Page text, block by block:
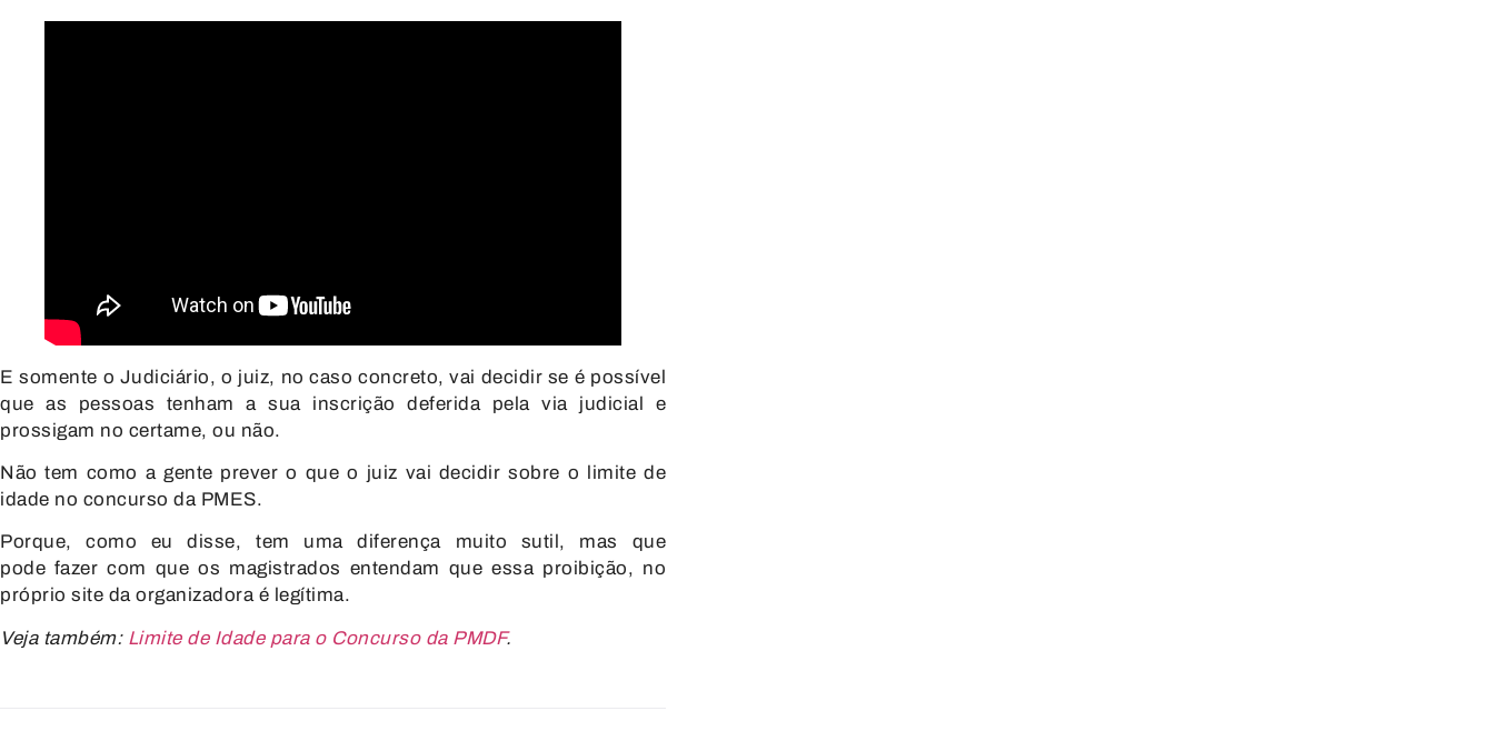
E somente o Judiciário, o juiz, no caso concreto, vai decidir se é possível
que as pessoas tenham a sua inscrição deferida pela via judicial e
prossigam no certame, ou não.
Não tem como a gente prever o que o juiz vai decidir sobre o limite de
idade no concurso da PMES.
Porque, como eu disse, tem umadiferença muito sutil, mas que
pode fazer com que os magistrados entendam que essa proibição, no
próprio site da organizadora é legítima.
Veja também: Limite de Idade para o Concurso da PMDF.